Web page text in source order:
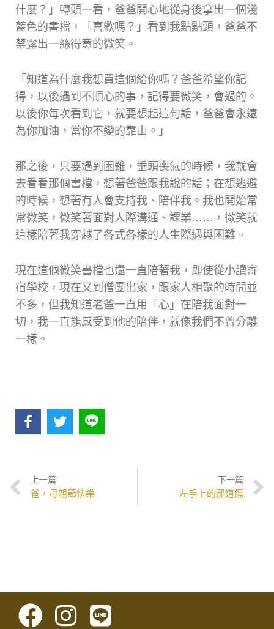
什麼？」轉頭一看，爸爸開心地從身後拿出一個淺
藍色的書檔，「喜歡嗎？」看到我點點頭，爸爸不
禁露出一絲得意的微笑。
「知道為什麼我想買這個給你嗎？爸爸希望你記
得，以後遇到不順心的事，記得要微笑，會過的。
以後你每次看到它，就要想起這句話，爸爸會永遠
為你加油，當你不變的靠山。」
那之後，只要遇到困難，垂頭喪氣的時候，我就會
去看看那個書檔，想著爸爸跟我說的話；在想逃避
的時候，想著有人會支持我、陪伴我。我也開始常
常微笑，微笑著面對人際溝通、課業……，微笑就
這樣陪著我穿越了各式各樣的人生際遇與困難。
現在這個微笑書檔也還一直陪著我，即使從小讀寄
宿學校，現在又到僧團出家，跟家人相聚的時間並
不多，但我知道老爸一直用「心」在陪我面對一
切，我一直能感受到他的陪伴，就像我們不曾分離
一樣。
上一篇
爸，母親節快樂
下一篇
左手上的那道傷